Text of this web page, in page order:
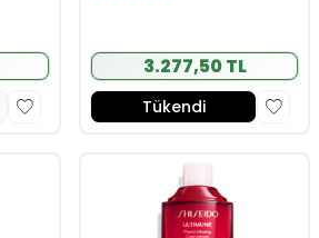
3.277,50 TL
Tükendi